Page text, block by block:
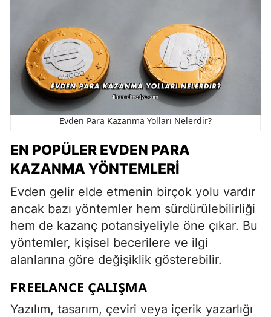
Evden Para Kazanma Yolları Nelerdir?
EN POPÜLER EVDEN PARA
KAZANMA YÖNTEMLERI
Evden gelir elde etmenin birçok yolu vardır
ancak bazı yöntemler hem sürdürülebilirliği
hem de kazanç potansiyeliyle öne çıkar. Bu
yöntemler, kişisel becerilere ve ilgi
alanlarına göre değişiklik gösterebilir.
FREELANCE ÇALIŞMA
Yazılım, tasarım, çeviri veya içerik yazarlığı